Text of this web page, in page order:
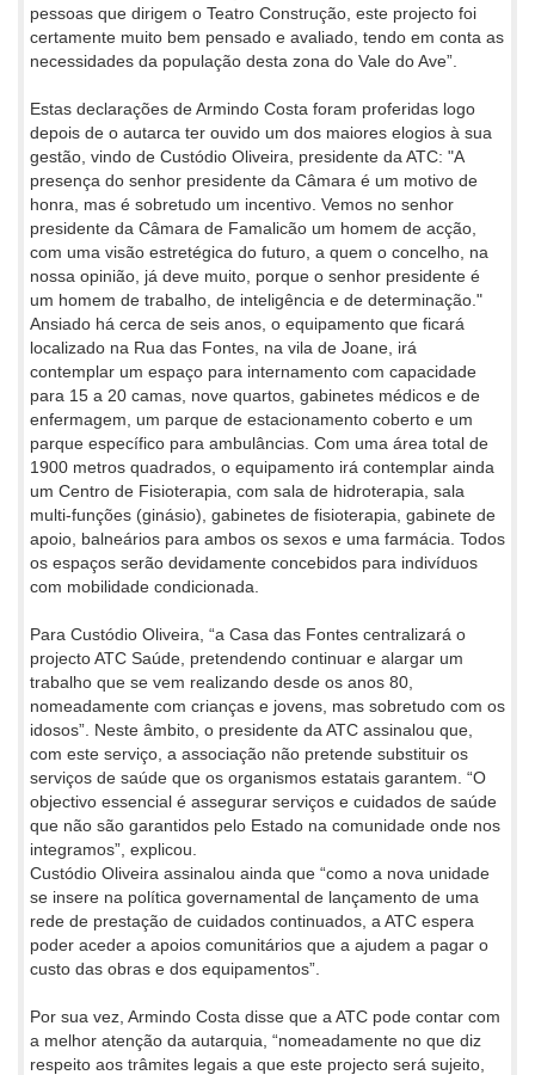
pessoas que dirigem o Teatro Construção, este projecto foi
certamente muito bem pensado e avaliado, tendo em conta as
necessidades da população desta zona do Vale do Ave”.
Estas declarações de Armindo Costa foram proferidas logo
depois de o autarca ter ouvido um dos maiores elogios à sua
gestão, vindo de Custódio Oliveira, presidente da ATC: "A
presença do senhor presidente da Câmara é um motivo de
honra, mas é sobretudo um incentivo. Vemos no senhor
presidente da Câmara de Famalicão um homem de acção,
com uma visão estretégica do futuro, a quem o concelho, na
nossa opinião, já deve muito, porque o senhor presidente é
um homem de trabalho, de inteligência e de determinação."
Ansiado há cerca de seis anos, o equipamento que ficará
localizado na Rua das Fontes, na vila de Joane, irá
contemplar um espaço para internamento com capacidade
para 15 a 20 camas, nove quartos, gabinetes médicos e de
enfermagem, um parque de estacionamento coberto e um
parque específico para ambulâncias. Com uma área total de
1900 metros quadrados, o equipamento irá contemplar ainda
um Centro de Fisioterapia, com sala de hidroterapia, sala
multi-funções (ginásio), gabinetes de fisioterapia, gabinete de
apoio, balneários para ambos os sexos e uma farmácia. Todos
os espaços serão devidamente concebidos para indivíduos
com mobilidade condicionada.
Para Custódio Oliveira, “a Casa das Fontes centralizará o
projecto ATC Saúde, pretendendo continuar e alargar um
trabalho que se vem realizando desde os anos 80,
nomeadamente com crianças e jovens, mas sobretudo com os
idosos”. Neste âmbito, o presidente da ATC assinalou que,
com este serviço, a associação não pretende substituir os
serviços de saúde que os organismos estatais garantem. “O
objectivo essencial é assegurar serviços e cuidados de saúde
que não são garantidos pelo Estado na comunidade onde nos
integramos”, explicou.
Custódio Oliveira assinalou ainda que “como a nova unidade
se insere na política governamental de lançamento de uma
rede de prestação de cuidados continuados, a ATC espera
poder aceder a apoios comunitários que a ajudem a pagar o
custo das obras e dos equipamentos”.
Por sua vez, Armindo Costa disse que a ATC pode contar com
a melhor atenção da autarquia, “nomeadamente no que diz
respeito aos trâmites legais a que este projecto será sujeito,